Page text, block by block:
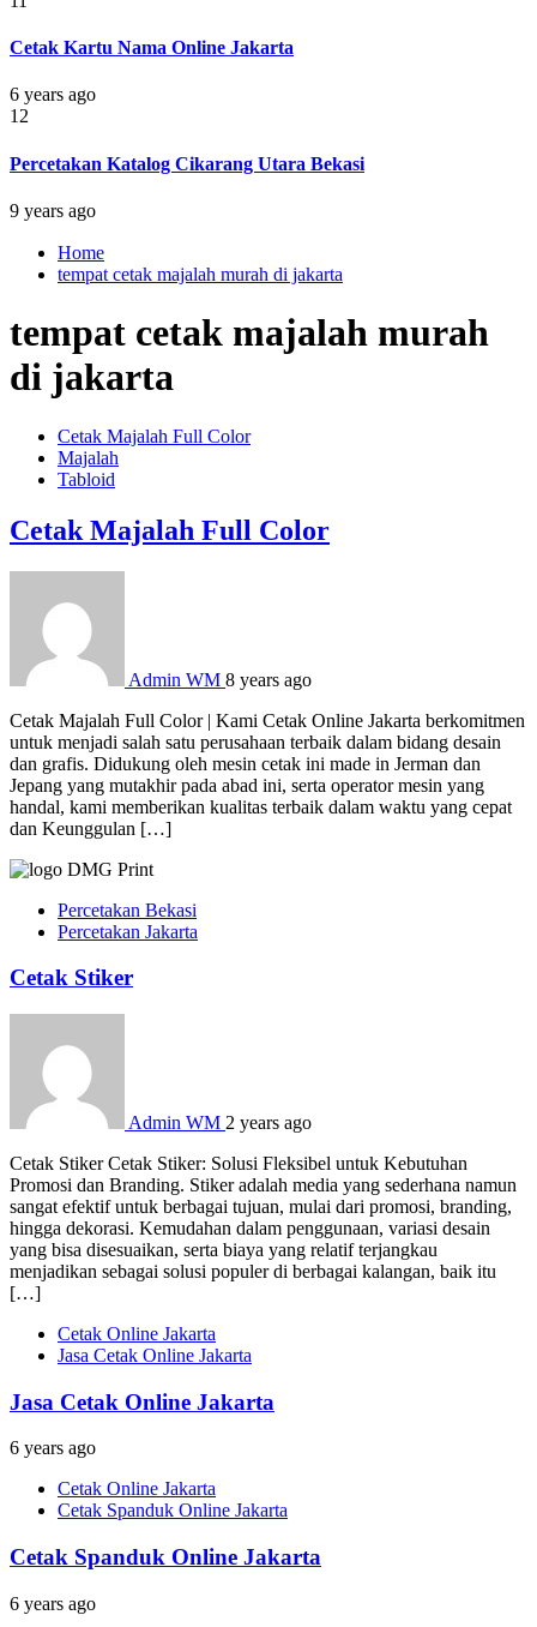
Cetak Kartu Nama Online Jakarta
6 years ago
12
Percetakan Katalog Cikarang Utara Bekasi
9 years ago
Home
tempat cetak majalah murah di jakarta
tempat cetak majalah murah
di jakarta
Cetak Majalah Full Color
Majalah
Tabloid
Cetak Majalah Full Color
Admin WM 8 years ago
Cetak Majalah Full Color | Kami Cetak Online Jakarta berkomitmen
untuk menjadi salah satu perusahaan terbaik dalam bidang desain
dan grafis. Didukung oleh mesin cetak ini made in Jerman dan
Jepang yang mutakhir pada abad ini, serta operator mesin yang
handal, kami memberikan kualitas terbaik dalam waktu yang cepat
dan Keunggulan […]
Percetakan Bekasi
Percetakan Jakarta
Cetak Stiker
Admin WM 2 years ago
Cetak Stiker Cetak Stiker: Solusi Fleksibel untuk Kebutuhan
Promosi dan Branding. Stiker adalah media yang sederhana namun
sangat efektif untuk berbagai tujuan, mulai dari promosi, branding,
hingga dekorasi. Kemudahan dalam penggunaan, variasi desain
yang bisa disesuaikan, serta biaya yang relatif terjangkau
menjadikan sebagai solusi populer di berbagai kalangan, baik itu
[…]
Cetak Online Jakarta
Jasa Cetak Online Jakarta
Jasa Cetak Online Jakarta
6 years ago
Cetak Online Jakarta
Cetak Spanduk Online Jakarta
Cetak Spanduk Online Jakarta
6 years ago